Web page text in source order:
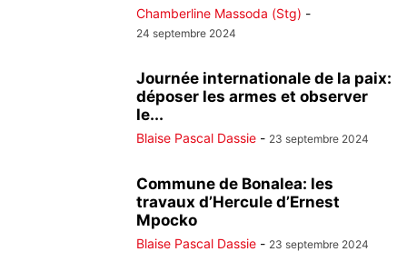
Chamberline Massoda (Stg) -
24 septembre 2024
Journée internationale de la paix:
déposer les armes et observer
le...
Blaise Pascal Dassie - 23 septembre 2024
Commune de Bonalea: les
travaux d’Hercule d’Ernest
Mpocko
Blaise Pascal Dassie - 23 septembre 2024